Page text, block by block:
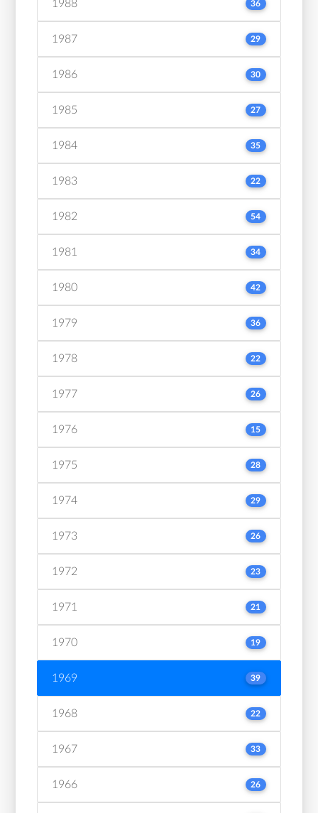
1988 36
1987 29
1986 30
1985 27
1984 35
1983 22
1982 54
1981 34
1980 42
1979 36
1978 22
1977 26
1976 15
1975 28
1974 29
1973 26
1972 23
1971 21
1970 19
1969 39
1968 22
1967 33
1966 26